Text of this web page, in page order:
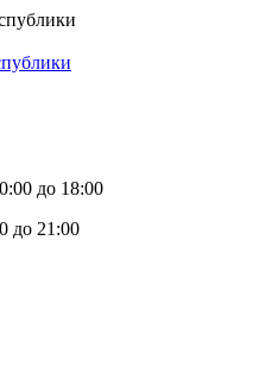
до 18:00
до 21:00